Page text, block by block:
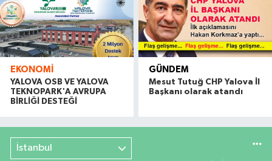
EKONOMI
YALOVA OSB VE YALOVA
TEKNOPARK'A AVRUPA
BİRLİĞİ DESTEĞİ
GÜNDEM
Mesut Tutuğ CHP Yalova İl
Başkanı olarak atandı
İstanbul